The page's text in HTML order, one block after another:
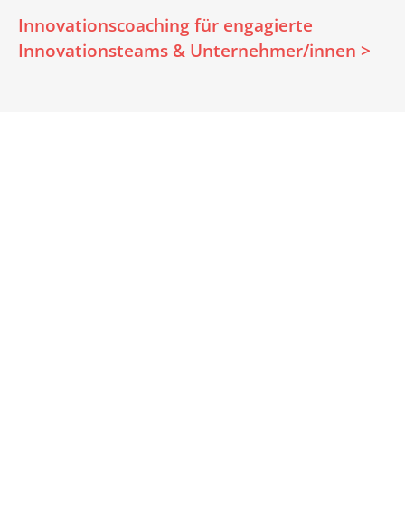
Innovationscoaching für engagierte
Innovationsteams & Unternehmer/innen >